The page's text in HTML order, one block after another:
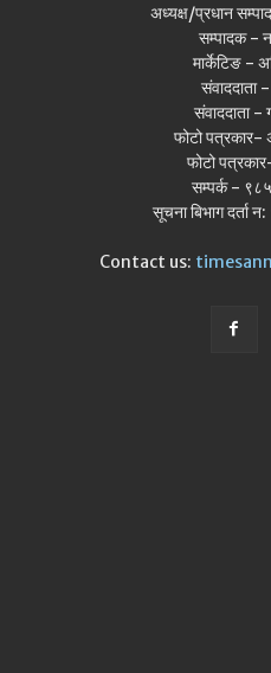
अध्यक्ष/प्रधान
सम्पादक -
मार्केटिङ -
संवाददाता -
संवाददाता -
फोटो पत्रकार-
फोटो
सम्पर्क -
सूचना बिभाग
Contact us: